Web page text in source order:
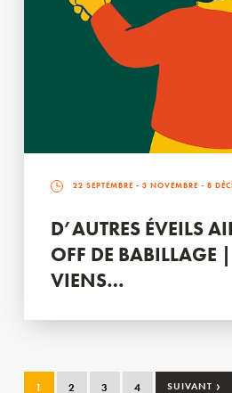
22 SEPTEMBRE - 3 NOVEMBRE - 8
D’AUTRES ÉVEILS
OFF DE BABILLAGE
VIENS…
1 2 3 4 SUIVANT ›